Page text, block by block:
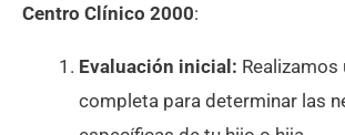
Centro Clínico 2000:
Evaluación inicial: Realizamos
completa para determinar las